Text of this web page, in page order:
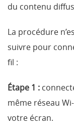
du contenu
La procédure
suivre pour
fil :
Étape 1 :
même réseau
votre écran.